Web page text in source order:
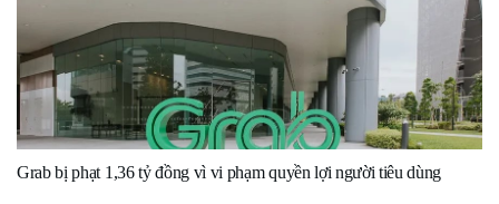
Grab bị phạt 1,36 tỷ đồng vì vi phạm quyền lợi người tiêu dùng